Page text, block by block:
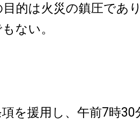
的は火災の鎮圧であ
ない。
を援用し、午前7時30